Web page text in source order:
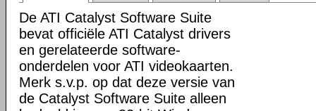
De ATI Catalyst Software Suite
bevat officiële ATI Catalyst drivers
en gerelateerde software-
onderdelen voor ATI videokaarten.
Merk s.v.p. op dat deze versie van
de Catalyst Software Suite alleen